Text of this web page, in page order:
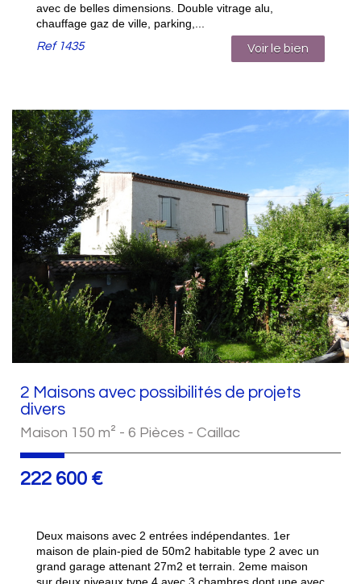
avec de belles dimensions. Double vitrage alu,
chauffage gaz de ville, parking,...
Ref1435 Voir le bien
2 Maisons avec possibilités de projets
divers
Maison 150 m² - 6 Pièces - Caillac
222 600 €
Deux maisons avec 2 entrées indépendantes. 1er
maison de plain-pied de 50m2 habitable type 2 avec un
grand garage attenant 27m2 et terrain. 2eme maison
sur deux niveaux type 4 avec 3 chambres dont une avec